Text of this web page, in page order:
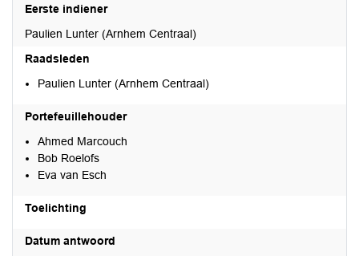
Eerste indiener
Paulien Lunter (Arnhem Centraal)
Raadsleden
Paulien Lunter (Arnhem Centraal)
Portefeuillehouder
Ahmed Marcouch
Bob Roelofs
Eva van Esch
Toelichting
Datum antwoord